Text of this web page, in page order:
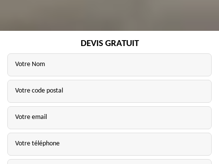
DEVIS GRATUIT